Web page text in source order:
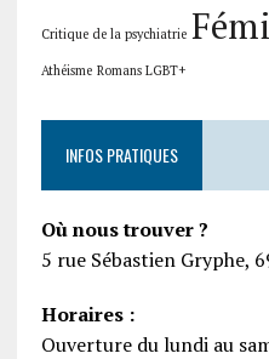
Critique de la psychiatrie
Athéisme Romans LGBT+
INFOS PRATIQUES
Où nous trouver ?
5 rue Sébastien Gryphe,
Horaires :
Ouverture du lundi au